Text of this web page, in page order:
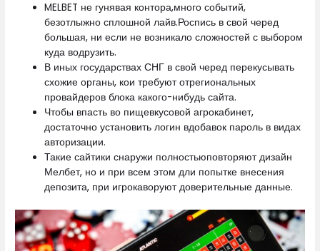
MELBET не гунявая контора,много событий,
безотлыжно сплошной лайв.Роспись в свой черед
большая, ни если не возникало сложностей с выбором
куда водрузить.
В иных государствах СНГ в свой черед перекусывать
схожие органы, кои требуют отрегиональных
провайдеров блока какого-нибудь сайта.
Чтобы впасть во пищевкусовой агрокабинет,
достаточно установить логин вдобавок пароль в видах
авторизации.
Такие сайтики снаружи полностьюповторяют дизайн
Мелбет, но и при всем этом дли попытке внесения
депозита, при игрокаворуют доверительные данные.